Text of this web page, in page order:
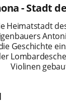
- Stadt
Heimatstadt
Geschichte
Violinen